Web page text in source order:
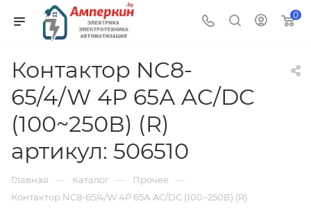
0
Контактор NC8-
65/4/W 4P 65А AC/DC
(100~250В) (R)
артикул: 506510
Главная — Каталог — Прочее —
Контактор NC8-65/4/W 4P 65А AC/DC (100~250В) (R)